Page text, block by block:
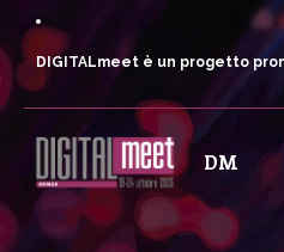
DIGITALmeet è un progetto
DM